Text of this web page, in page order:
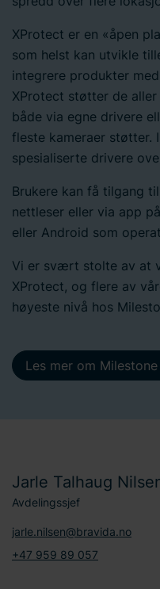
XProtect er en «åpen
som helst kan utvikle
integrere produkter
XProtect støtter de
både via egne drivere
fleste kameraer støtter.
spesialiserte drivere
Brukere kan få tilgang
nettleser eller via app
eller Android som
Vi er svært stolte av at
XProtect, og flere av
høyeste nivå hos
Les mer om
Jarle Talhaug
Avdelingssjef
jarle.nilsen@bravida.no
+47 959 89 057